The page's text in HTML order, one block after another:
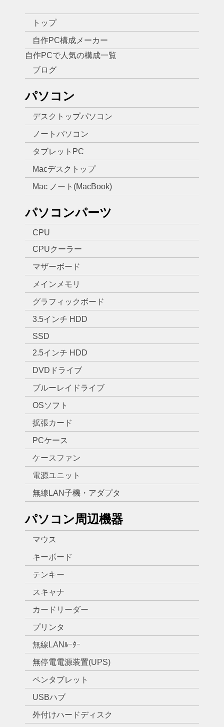
トップ
自作PC構成メーカー
自作PCで人気の構成一覧
ブログ
パソコン
デスクトップパソコン
ノートパソコン
タブレットPC
Macデスクトップ
Mac ノート(MacBook)
パソコンパーツ
CPU
CPUクーラー
マザーボード
メインメモリ
グラフィックボード
3.5インチ HDD
SSD
2.5インチ HDD
DVDドライブ
ブルーレイドライブ
OSソフト
拡張カード
PCケース
ケースファン
電源ユニット
無線LAN子機・アダプタ
パソコン周辺機器
マウス
キーボード
テンキー
スキャナ
カードリーダー
プリンタ
無線LANﾙｰﾀｰ
無停電電源装置(UPS)
ペンタブレット
USBハブ
外付けハードディスク